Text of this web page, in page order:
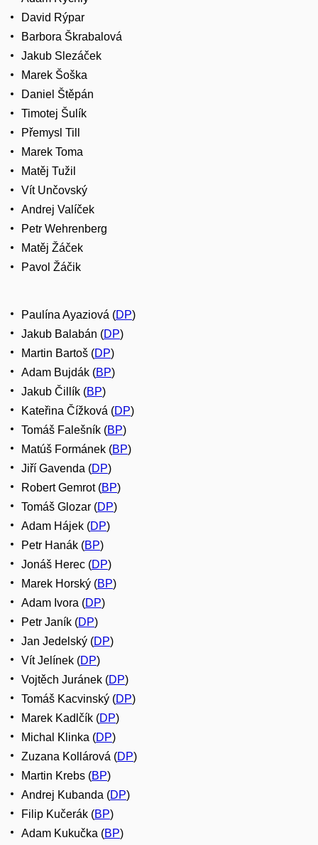
David Rýpar
Barbora Škrabalová
Jakub Slezáček
Marek Šoška
Daniel Štěpán
Timotej Šulík
Přemysl Till
Marek Toma
Matěj Tužil
Vít Unčovský
Andrej Valíček
Petr Wehrenberg
Matěj Žáček
Pavol Žáčik
Paulína Ayaziová (DP)
Jakub Balabán (DP)
Martin Bartoš (DP)
Adam Bujdák (BP)
Jakub Čillík (BP)
Kateřina Čížková (DP)
Tomáš Falešník (BP)
Matúš Formánek (BP)
Jiří Gavenda (DP)
Robert Gemrot (BP)
Tomáš Glozar (DP)
Adam Hájek (DP)
Petr Hanák (BP)
Jonáš Herec (DP)
Marek Horský (BP)
Adam Ivora (DP)
Petr Janík (DP)
Jan Jedelský (DP)
Vít Jelínek (DP)
Vojtěch Juránek (DP)
Tomáš Kacvinský (DP)
Marek Kadlčík (DP)
Michal Klinka (DP)
Zuzana Kollárová (DP)
Martin Krebs (BP)
Andrej Kubanda (DP)
Filip Kučerák (BP)
Adam Kukučka (BP)